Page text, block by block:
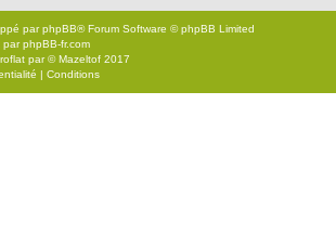
parphpBB® Forum Software © phpBB Limited
parphpBB-fr.com
par ©Mazeltof 2017
| Conditions